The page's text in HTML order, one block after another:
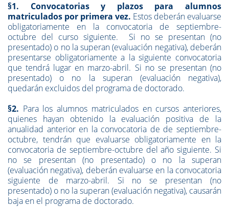
§1. Convocatorias y plazos para alumnos
matriculados por primera vez. Estos deberán evaluarse
obligatoriamente en la convocatoria de septiembre-
octubre del curso siguiente. Si no se presentan (no
presentado) o no la superan (evaluación negativa), deberán
presentarse obligatoriamente a la siguiente convocatoria
que tendrá lugar en marzo-abril. Si no se presentan (no
presentado) o no la superan (evaluación negativa),
quedarán excluidos del programa de doctorado.
§2. Para los alumnos matriculados en cursos anteriores,
quienes hayan obtenido la evaluación positiva de la
anualidad anterior en la convocatoria de de septiembre-
octubre, tendrán que evaluarse obligatoriamente en la
convocatoria de septiembre-octubre del año siguiente. Si
no se presentan (no presentado) o no la superan
(evaluación negativa), deberán evaluarse en la convocatoria
siguiente de marzo-abril. Si no se presentan (no
presentado) o no la superan (evaluación negativa), causarán
baja en el programa de doctorado.